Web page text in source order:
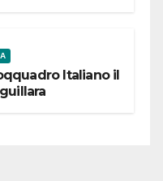
Italiano il